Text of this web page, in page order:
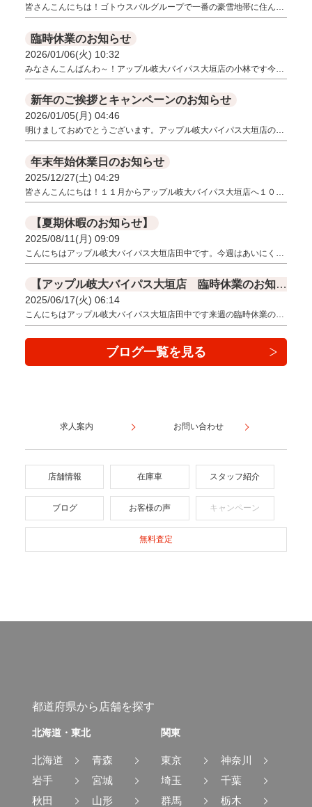
皆さんこんにちは！ゴトウスバルグループで一番の豪雪地帯に住ん…
臨時休業のお知らせ
2026/01/06(火) 10:32
みなさんこんばんわ～！アップル岐大バイパス大垣店の小林です今…
新年のご挨拶とキャンペーンのお知らせ
2026/01/05(月) 04:46
明けましておめでとうございます。アップル岐大バイパス大垣店の…
年末年始休業日のお知らせ
2025/12/27(土) 04:29
皆さんこんにちは！１１月からアップル岐大バイパス大垣店へ１０…
【夏期休暇のお知らせ】
2025/08/11(月) 09:09
こんにちはアップル岐大バイパス大垣店田中です。今週はあいにく…
【アップル岐大バイパス大垣店 臨時休業のお知らせ】
2025/06/17(火) 06:14
こんにちはアップル岐大バイパス大垣店田中です来週の臨時休業の…
ブログ一覧を見る
求人案内 お問い合わせ
店舗情報 在庫車 スタッフ紹介
ブログ お客様の声 キャンペーン
無料査定
都道府県から店舗を探す
北海道・東北
北海道
青森
岩手
宮城
秋田
山形
関東
東京
神奈川
埼玉
千葉
群馬
栃木